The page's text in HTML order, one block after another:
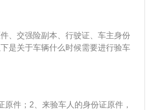
车辆年检只需到车管所以及车管所
上查询即可。从2018年9月起，车
车均可在登记地以外的省份直接检
、交强险副本、行驶证、车主身份
是关于车辆什么时候需要进行验车
验1次，而超过5年一般是要每6个
客汽车：如果是在6年以内，每2年
年检证即可；超过6年每年都要进行
件；2、来验车人的身份证原件，